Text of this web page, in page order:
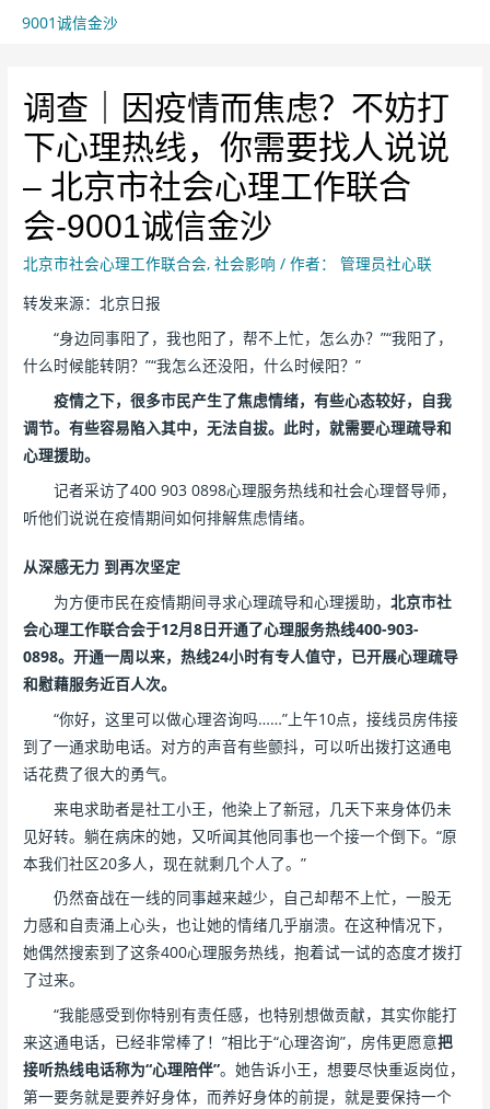
9001诚信金沙
调查｜因疫情而焦虑？不妨打
下心理热线，你需要找人说说
– 北京市社会心理工作联合
会-9001诚信金沙
北京市社会心理工作联合会,社会影响 / 作者：
管理员社心联
转发来源：北京日报
“身边同事阳了，我也阳了，帮不上忙，怎么办？”“我阳了，
什么时候能转阴？”“我怎么还没阳，什么时候阳？”
疫情之下，很多市民产生了焦虑情绪，有些心态较好，自我
调节。有些容易陷入其中，无法自拔。此时，就需要心理疏导和
心理援助。
记者采访了400 903 0898心理服务热线和社会心理督导师，
听他们说说在疫情期间如何排解焦虑情绪。
从深感无力 到再次坚定
为方便市民在疫情期间寻求心理疏导和心理援助，北京市社
会心理工作联合会于12月8日开通了心理服务热线400-903-
0898。开通一周以来，热线24小时有专人值守，已开展心理疏导
和慰藉服务近百人次。
“你好，这里可以做心理咨询吗……”上午10点，接线员房伟接
到了一通求助电话。对方的声音有些颤抖，可以听出拨打这通电
话花费了很大的勇气。
来电求助者是社工小王，他染上了新冠，几天下来身体仍未
见好转。躺在病床的她，又听闻其他同事也一个接一个倒下。“原
本我们社区20多人，现在就剩几个人了。”
仍然奋战在一线的同事越来越少，自己却帮不上忙，一股无
力感和自责涌上心头，也让她的情绪几乎崩溃。在这种情况下，
她偶然搜索到了这条400心理服务热线，抱着试一试的态度才拨打
了过来。
“我能感受到你特别有责任感，也特别想做贡献，其实你能打
来这通电话，已经非常棒了！”相比于“心理咨询”，房伟更愿意把
接听热线电话称为“心理陪伴”。她告诉小王，想要尽快重返岗位，
第一要务就是要养好身体，而养好身体的前提，就是要保持一个